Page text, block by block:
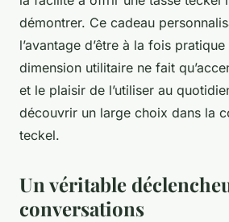
démontrer. Ce cadeau
l’avantage d’être à la fois
dimension utilitaire ne fait
et le plaisir de l’utiliser au
découvrir un large choix dans la
teckel.
Un véritable
conversations